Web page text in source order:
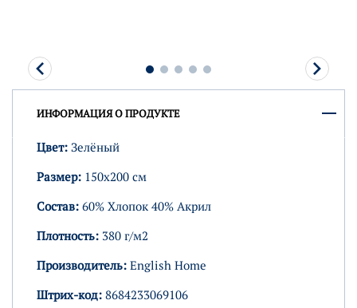
ИНФОРМАЦИЯ О ПРОДУКТЕ
Цвет: Зелёный
Размер: 150х200 см
Состав: 60% Хлопок 40% Акрил
Плотность: 380 г/м2
Производитель: English Home
Штрих-код: 8684233069106